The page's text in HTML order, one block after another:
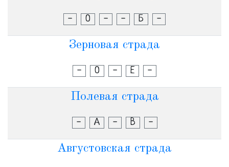
- О - - Б -
Зерновая страда
- О - Е -
Полевая страда
- А - В -
Августовская страда